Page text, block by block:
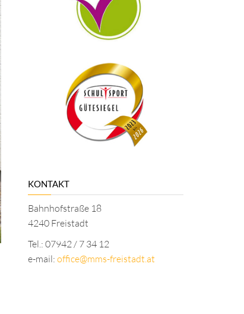
KONTAKT
Bahnhofstraße 18
4240 Freistadt
Tel.: 07942 / 7 34 12
e-mail: office@mms-freistadt.at